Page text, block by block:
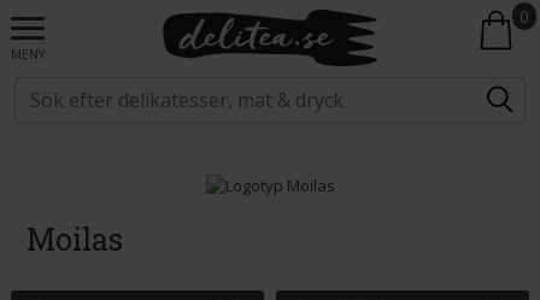
MENY
0
Moilas